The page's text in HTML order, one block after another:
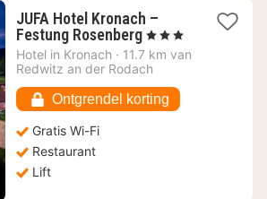
JUFA Hotel Kronach –
Festung Rosenberg1
nacht
vanaf
111,02
, 3 Sterren
Hotel in Kronach · 11.7 km van
Redwitz an der Rodach
Ontgrendel korting
Gratis Wi-Fi
Restaurant
Lift